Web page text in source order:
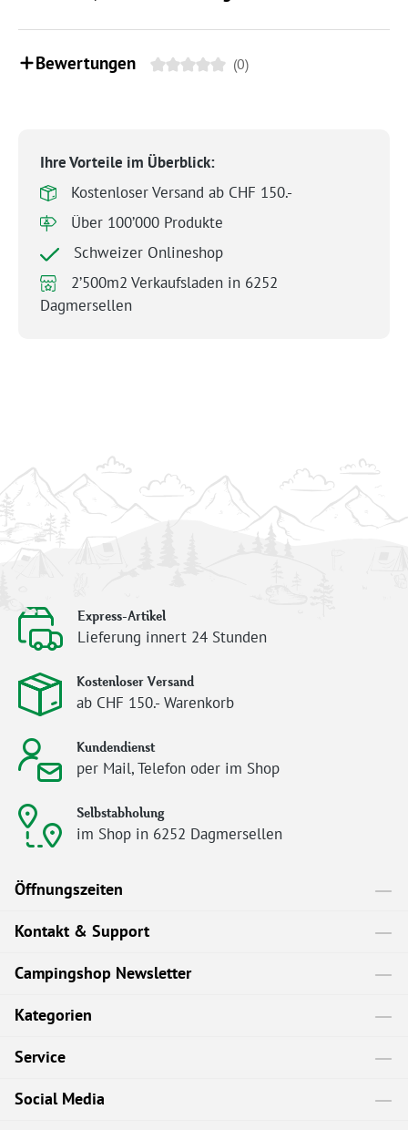
Bewertungen (0)
Ihre Vorteile im Überblick:
Kostenloser Versand ab CHF 150.-
Über 100’000 Produkte
Schweizer Onlineshop
2’500m2 Verkaufsladen in 6252
Dagmersellen
Express-Artikel
Lieferung innert 24 Stunden
Kostenloser Versand
ab CHF 150.- Warenkorb
Kundendienst
per Mail, Telefon oder im Shop
Selbstabholung
im Shop in 6252 Dagmersellen
Öffnungszeiten
Kontakt & Support
Campingshop Newsletter
Kategorien
Service
Social Media